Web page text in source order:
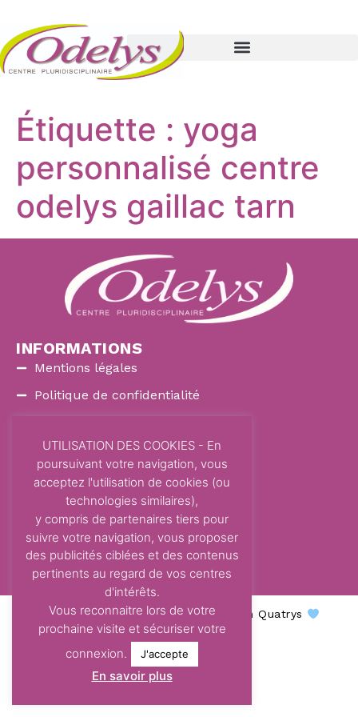
Étiquette : yoga
personnalisé centre
odelys gaillac tarn
INFORMATIONS
Mentions légales
Politique de confidentialité
Contact
COORDONNÉES
87 Avenue Dom Vayssette
Route de Brens
81600 Gaillac
contact@centre-odelys.fr
Centre Odelys © 2026 - Une création Quatrys
UTILISATION DES COOKIES - En
poursuivant votre navigation, vous
acceptez l'utilisation de cookies (ou
technologies similaires),
y compris de partenaires tiers pour
suivre votre navigation, vous proposer
des publicités ciblées et des contenus
pertinents au regard de vos centres
d'intérêts.
Vous reconnaitre lors de votre
prochaine visite et sécuriser votre
connexion.
J'accepte
En savoir plus